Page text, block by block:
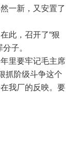
一新，又安置了
此，召开了“狠
子。
里要牢记毛主席
抓阶级斗争这个
我厂的反映。要